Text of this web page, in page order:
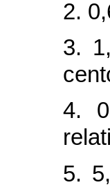
2.
3.
4.
5.